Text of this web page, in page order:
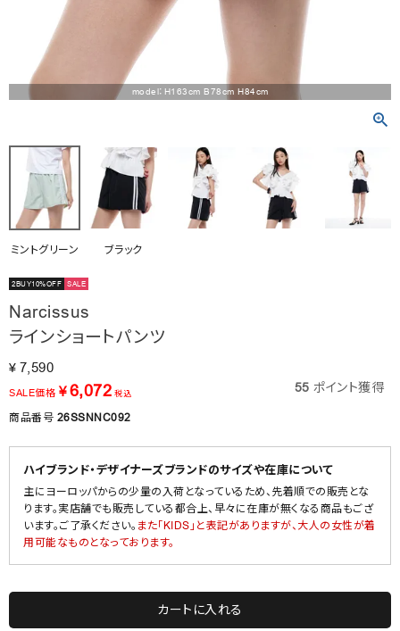
TOPICS
JOURNAL
INFORMATION
はじめてご利用の方へ
お問い合わせ
model：H163cm B78cm H84cm
ミントグリーン ブラック
2BUY10%OFF SALE
Narcissus
ラインショートパンツ
¥ 7,590
SALE価格 ¥ 6,072 税込 55 ポイント獲得
商品番号 26SSNNC092
ハイブランド・デザイナーズブランドのサイズや在庫について
主にヨーロッパからの少量の入荷となっているため、先着順での販売とな
ります。実店舗でも販売している都合上、早々に在庫が無くなる商品もござ
います。ご了承ください。 また「KIDS」と表記がありますが、大人の女性が着
用可能なものとなっております。
カートに入れる